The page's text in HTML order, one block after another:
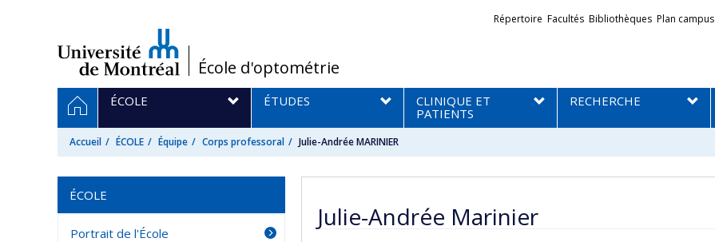
/École d'optométrie
Liens
Répertoire Facultés Bibliothèques Plan campus
Navigation
principale
ACCUEIL
ÉCOLE ÉTUDES
CLINIQUE ET
PATIENTS
RECHERCHE
Accueil ÉCOLE Équipe Corps professoral Julie-Andrée MARINIER
Julie-Andrée Marinier
ÉCOLE
Portrait de l'École